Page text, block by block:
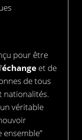
pour être
échange et de
de tous
nationalités.
véritable
ensemble”